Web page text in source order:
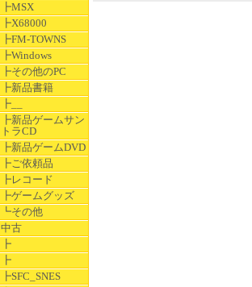
┣MSX
┣X68000
┣FM-TOWNS
┣Windows
┣その他のPC
┣新品書籍
┣__
┣新品ゲームサン
トラCD
┣新品ゲームDVD
┣ご依頼品
┣レコード
┣ゲームグッズ
┗その他
中古
┣
┣
┣SFC_SNES